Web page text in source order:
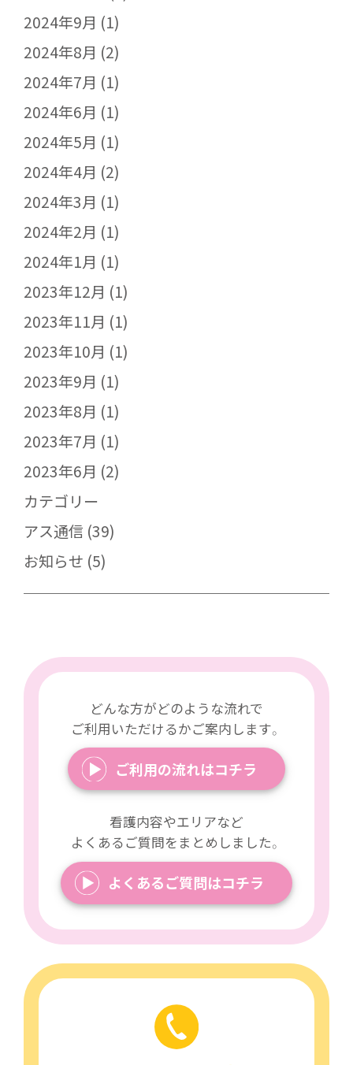
2024年9月 (1)
2024年8月 (2)
2024年7月 (1)
2024年6月 (1)
2024年5月 (1)
2024年4月 (2)
2024年3月 (1)
2024年2月 (1)
2024年1月 (1)
2023年12月 (1)
2023年11月 (1)
2023年10月 (1)
2023年9月 (1)
2023年8月 (1)
2023年7月 (1)
2023年6月 (2)
カテゴリー
アス通信 (39)
お知らせ (5)
どんな方がどのような流れで
ご利用いただけるかご案内します。
ご利用の流れはコチラ
看護内容やエリアなど
よくあるご質問をまとめしました。
よくあるご質問はコチラ